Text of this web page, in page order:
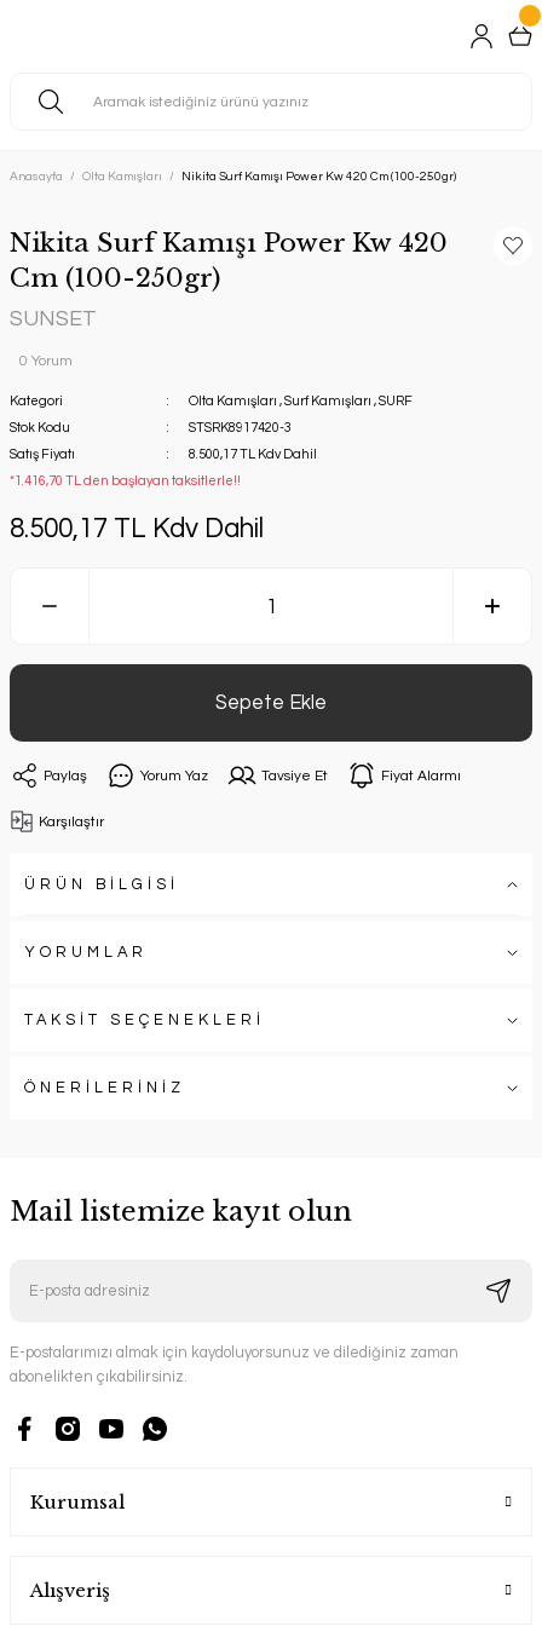
Anasayfa Olta Kamışları Nikita Surf Kamışı Power Kw 420 Cm (100-250gr)
Nikita Surf Kamışı Power Kw 420
Cm (100-250gr)
SUNSET
0 Yorum
Kategori Olta Kamışları ,Surf Kamışları ,SURF
Stok Kodu
STSRK8917420-3
Satış Fiyatı
8.500,17 TL Kdv Dahil
*1.416,70 TL den başlayan taksitlerle!!
8.500,17 TL Kdv Dahil
Sepete Ekle
Paylaş Yorum Yaz Tavsiye Et Fiyat Alarmı
Karşılaştır
ÜRÜN BİLGİSİ
YORUMLAR
TAKSİT SEÇENEKLERİ
ÖNERİLERİNİZ
Mail listemize kayıt olun
E-postalarımızı almak için kaydoluyorsunuz ve dilediğiniz zaman
abonelikten çıkabilirsiniz.
Kurumsal
Alışveriş